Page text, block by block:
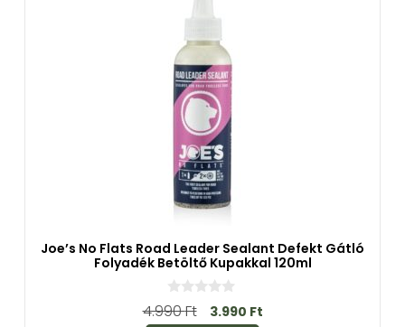
Joe’s No Flats Road Leader Sealant Defekt Gátló
Folyadék Betöltő Kupakkal 120ml
0
a
4.990Ft 3.990 Ft